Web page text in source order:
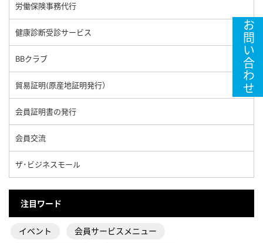
労働保険事務代行
健康診断受診サービス
BBクラブ
貿易証明(原産地証明発行）
会員証明書の発行
会員交流
ザ･ビジネスモール
注目ワード
イベント
会員サービスメニュー
お問い合わせ